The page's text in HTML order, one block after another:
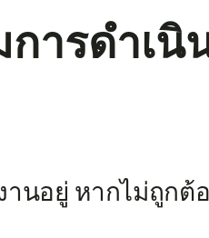
ารดำเนิ
อยู่ หากไม่ถูกต้